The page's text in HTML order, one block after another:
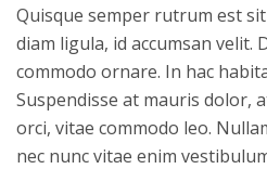
Quisque semper rutrum est
diam ligula, id accumsan velit.
commodo ornare. In hac
Suspendisse at mauris dolor,
orci, vitae commodo leo.
nec nunc vitae enim